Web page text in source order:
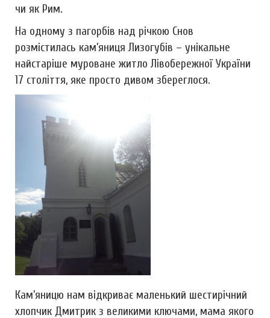
чи як Рим.
На одному з пагорбів над річкою Снов
розмістилась кам’яниця Лизогубів – унікальне
найстаріше муроване житло Лівобережної України
17 століття, яке просто дивом збереглося.
Кам’яницю нам відкриває маленький шестирічний
хлопчик Дмитрик з великими ключами, мама якого